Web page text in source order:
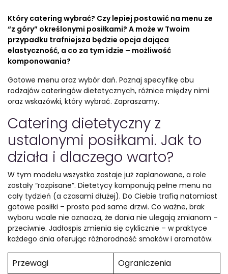
Który catering wybrać? Czy lepiej postawić na menu ze
“z góry” określonymi posiłkami? A może w Twoim
przypadku trafniejsza będzie opcja dająca
elastyczność, a co za tym idzie – możliwość
komponowania?
Gotowe menu oraz wybór dań. Poznaj specyfikę obu
rodzajów cateringów dietetycznych, różnice między nimi
oraz wskazówki, który wybrać. Zapraszamy.
Catering dietetyczny z
ustalonymi posiłkami. Jak to
działa i dlaczego warto?
W tym modelu wszystko zostaje już zaplanowane, a role
zostały “rozpisane”. Dietetycy komponują pełne menu na
cały tydzień (a czasami dłużej). Do Ciebie trafią natomiast
gotowe posiłki – prosto pod same drzwi. Co ważne, brak
wyboru wcale nie oznacza, że dania nie ulegają zmianom –
przeciwnie. Jadłospis zmienia się cyklicznie – w praktyce
każdego dnia oferując różnorodność smaków i aromatów.
Przewagi
Ograniczenia